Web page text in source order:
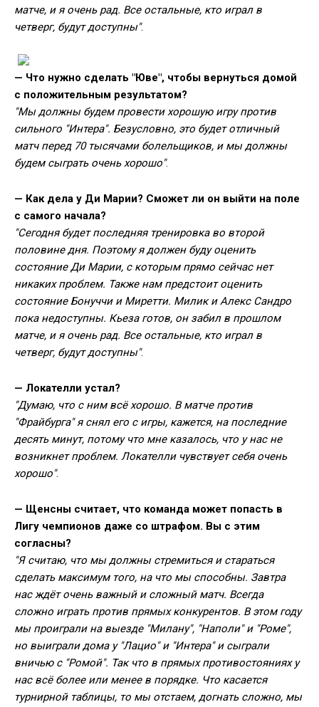
матче, и я очень рад. Все остальные, кто играл в
четверг, будут доступны".
— Что нужно сделать "Юве", чтобы вернуться домой
с положительным результатом?
"Мы должны будем провести хорошую игру против
сильного "Интера". Безусловно, это будет отличный
матч перед 70 тысячами болельщиков, и мы должны
будем сыграть очень хорошо".
— Как дела у Ди Марии? Сможет ли он выйти на поле
с самого начала?
"Сегодня будет последняя тренировка во второй
половине дня. Поэтому я должен буду оценить
состояние Ди Марии, с которым прямо сейчас нет
никаких проблем. Также нам предстоит оценить
состояние Бонуччи и Миретти. Милик и Алекс Сандро
пока недоступны. Кьеза готов, он забил в прошлом
матче, и я очень рад. Все остальные, кто играл в
четверг, будут доступны".
— Локателли устал?
"Думаю, что с ним всё хорошо. В матче против
"Фрайбурга" я снял его с игры, кажется, на последние
десять минут, потому что мне казалось, что у нас не
возникнет проблем. Локателли чувствует себя очень
хорошо".
— Щенсны считает, что команда может попасть в
Лигу чемпионов даже со штрафом. Вы с этим
согласны?
"Я считаю, что мы должны стремиться и стараться
сделать максимум того, на что мы способны. Завтра
нас ждёт очень важный и сложный матч. Всегда
сложно играть против прямых конкурентов. В этом году
мы проиграли на выезде "Милану", "Наполи" и "Роме",
но выиграли дома у "Лацио" и "Интера" и сыграли
вничью с "Ромой". Так что в прямых противостояниях у
нас всё более или менее в порядке. Что касается
турнирной таблицы, то мы отстаем, догнать сложно, мы